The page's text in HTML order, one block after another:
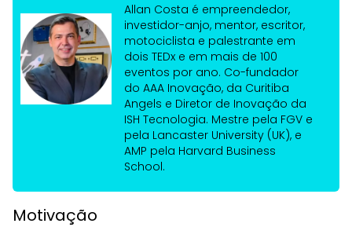
Allan Costa é empreendedor,
investidor-anjo, mentor, escritor,
motociclista e palestrante em
dois TEDx e em mais de 100
eventos por ano. Co-fundador
do AAA Inovação, da Curitiba
Angels e Diretor de Inovação da
ISH Tecnologia. Mestre pela FGV e
pela Lancaster University (UK), e
AMP pela Harvard Business
School.
Motivação